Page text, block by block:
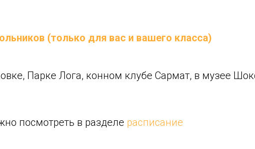
(только для вас и вашего класса)
Парке Лога, конном клубе Сармат, в музее
посмотреть в разделе расписание